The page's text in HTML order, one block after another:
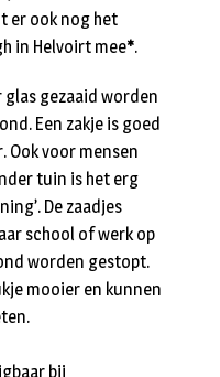
er ook nog het
in Helvoirt mee*.
glas gezaaid worden
Een zakje is goed
Ook voor mensen
tuin is het erg
De zaadjes
school of werk op
worden gestopt.
mooier en kunnen
bij